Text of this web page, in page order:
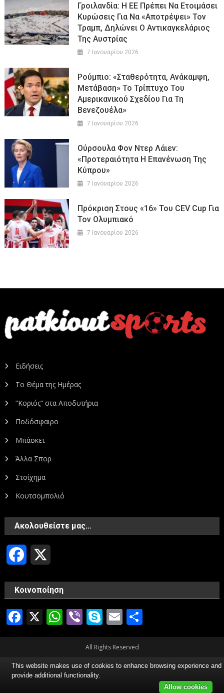
Γροιλανδία: Η ΕΕ Πρέπει Να Ετοιμάσει
Κυρώσεις Για Να «αποτρέψει» Τον
Τραμπ, Δηλώνει Ο Αντικαγκελάριος
Της Αυστρίας
7 Ιανουαρίου 2026
Ρούμπιο: «Σταθερότητα, Ανάκαμψη,
Μετάβαση» Το Τρίπτυχο Του
Αμερικανικού Σχεδίου Για Τη
Βενεζουέλα»
7 Ιανουαρίου 2026
Ούρσουλα Φον Ντερ Λάιεν:
«Προτεραιότητα Η Επανένωση Της
Κύπρου»
7 Ιανουαρίου 2026
Πρόκριση Στους «16» Του CEV Cup Για
Τον Ολυμπιακό
7 Ιανουαρίου 2026
Ειδήσεις
Το Θέμα της Ημέρας
“Κοριός” στα Αποδυτήρια
Ποδόσφαιρο
Μπάσκετ
Άλλα Σπορ
Στοίχημα
Κουτσομπολιό
Ακολουθείστε μας…
Facebook
Κοινοποίηση
Facebook
X WhatsApp
ViberSkype
Email
All Rights Reserved
This website makes use of cookies to enhance browsing experience and
provide additional functionality.
Allow cookies